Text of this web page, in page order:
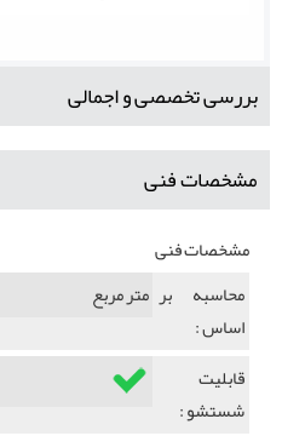
بررسی تخصصی و اجمالی
مشخصات فنی
مشخصات فنی
محاسبه بر
اساس :
متر مربع
قابلیت
شستشو :